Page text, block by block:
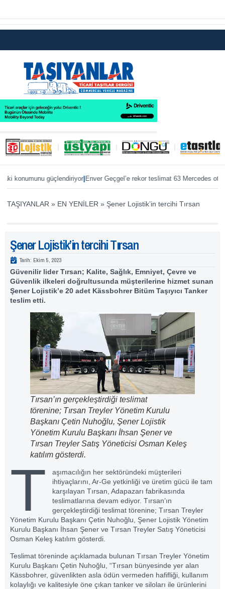
güçlendiriyor|Enver Geçgel’e rekor teslimat 63 Mercedes otobüs|
TAŞIYANLAR » EN YENİLER » Şener Lojistik’in tercihi Tırsan
Şener Lojistik’in tercihi Tırsan
Tarih: Ekim 5, 2023
Güvenilir lider Tırsan; Kalite, Sağlık, Emniyet, Çevre ve
Güvenlik ilkeleri doğrultusunda müşterilerine hizmet sunan
Şener Lojistik’e 20 adet Kässbohrer Bitüm Taşıyıcı Tanker
teslim etti.
Tırsan’ın gerçekleştirdiği teslimat
törenine; Tırsan Treyler Yönetim Kurulu
Başkanı Çetin Nuhoğlu, Şener Lojistik
Yönetim Kurulu Başkanı İhsan Şener ve
Tırsan Treyler Satış Yöneticisi Osman Keleş
katılım gösterdi.
T
aşımacılığın her sektöründeki müşterileri
ihtiyaçlarını, Ar-Ge yetkinliği ve üretim gücü ile tam
karşılayan Tırsan, Adapazarı fabrikasında
teslimatlarına devam ediyor. Tırsan’ın
gerçekleştirdiği teslimat törenine; Tırsan Treyler
Yönetim Kurulu Başkanı Çetin Nuhoğlu, Şener Lojistik Yönetim
Kurulu Başkanı İhsan Şener ve Tırsan Treyler Satış Yöneticisi
Osman Keleş katılım gösterdi.
Teslimat töreninde açıklamada bulunan Tırsan Treyler Yönetim
Kurulu Başkanı Çetin Nuhoğlu, “Tırsan bünyesinde yer alan
Kässbohrer, güvenlikten asla ödün vermeden hafifliği, kullanım
kolaylığı ve kalitesiyle öne çıkan tanker ve siloları ile ürünlerini